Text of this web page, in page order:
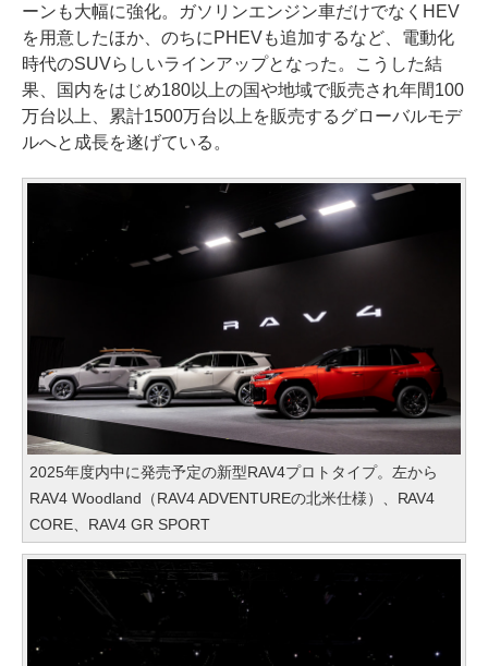
ーンも大幅に強化。ガソリンエンジン車だけでなくHEV
を用意したほか、のちにPHEVも追加するなど、電動化
時代のSUVらしいラインアップとなった。こうした結
果、国内をはじめ180以上の国や地域で販売され年間100
万台以上、累計1500万台以上を販売するグローバルモデ
ルへと成長を遂げている。
2025年度内中に発売予定の新型RAV4プロトタイプ。左から
RAV4 Woodland（RAV4 ADVENTUREの北米仕様）、RAV4
CORE、RAV4 GR SPORT